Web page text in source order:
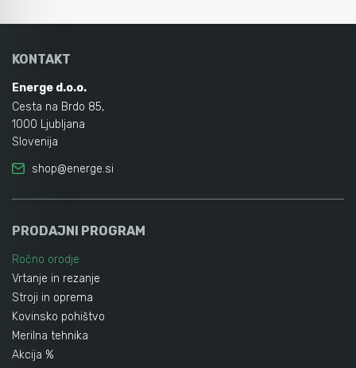
KONTAKT
Energe d.o.o.
Cesta na Brdo 85,
1000 Ljubljana
Slovenija
shop@energe.si
PRODAJNI PROGRAM
Ročno orodje
Vrtanje in rezanje
Stroji in oprema
Kovinsko pohištvo
Merilna tehnika
Akcija %